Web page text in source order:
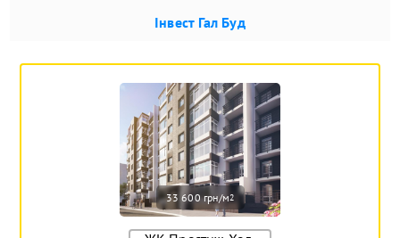
Інвест Гал Буд
33 600 грн/м2